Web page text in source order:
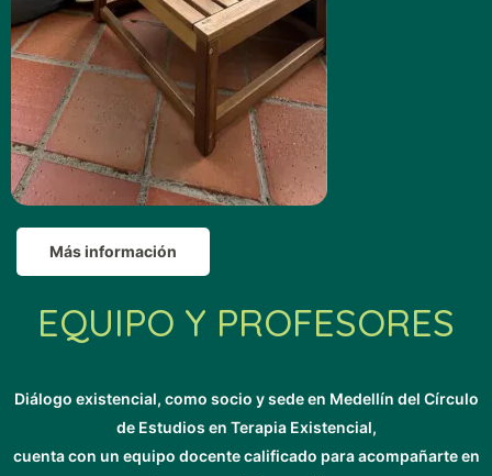
Más información
EQUIPO Y PROFESORES
Diálogo existencial, como socio y sede en Medellín del Círculo
de Estudios en Terapia Existencial,
cuenta con un equipo docente calificado para acompañarte en